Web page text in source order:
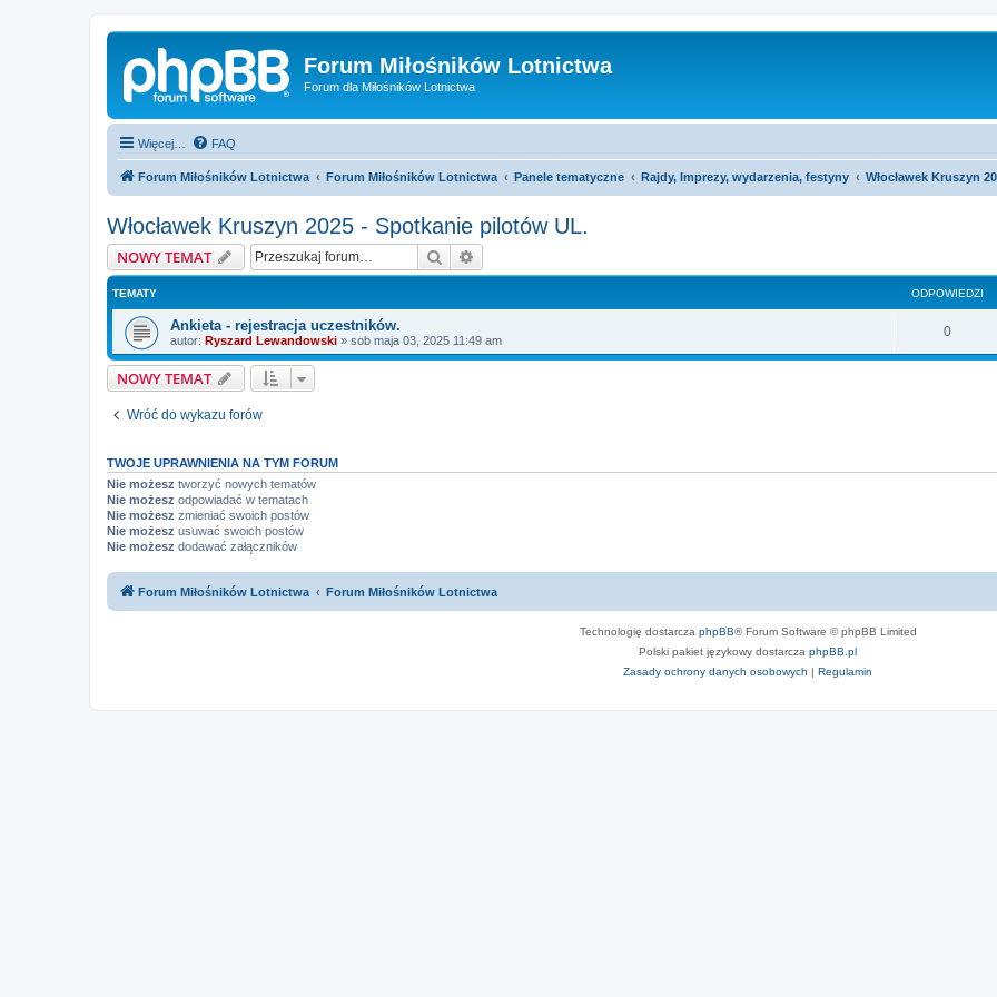
Forum Miłośników Lotnictwa
Forum dla Miłośników Lotnictwa
Więcej… FAQ
Forum Miłośników Lotnictwa Forum Miłośników Lotnictwa Panele tematyczne Rajdy, Imprezy, wydarzenia, festyny Włocławek Kruszyn
Włocławek Kruszyn 2025 - Spotkanie pilotów UL.
NOWY TEMAT Szukaj
TEMATY ODPOWIEDZI
Ankieta - rejestracja uczestników.
autor: Ryszard Lewandowski » sob maja 03, 2025 11:49 am
0O
d
i
NOWY TEMAT
Wróć do wykazu forów
TWOJE UPRAWNIENIA NA TYM FORUM
Nie możesz tworzyć nowych tematów
Nie możesz odpowiadać w tematach
Nie możesz zmieniać swoich postów
Nie możesz usuwać swoich postów
Nie możesz dodawać załączników
Forum Miłośników Lotnictwa Forum Miłośników Lotnictwa
Technologię dostarcza phpBB® Forum Software © phpBB Limited
Polski pakiet językowy dostarcza phpBB.pl
Zasady ochrony danych osobowych | Regulamin